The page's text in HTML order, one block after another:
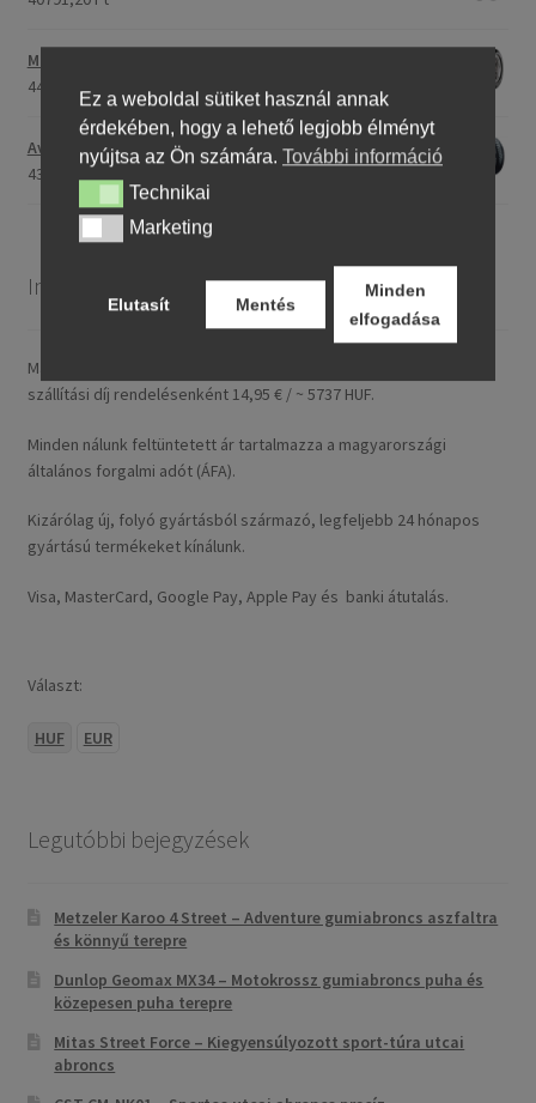
Maxxis M-6011 170/80 - 15 77H TL (hátsó gumi)
44753,31 Ft
Avon Roadrider MKII 110/80 - 18 (58V) TL (első/hátsó)
43809,26 Ft
Információ
Magyarországra általában 4–5 munkanapon belül szállítunk. A
szállítási díj rendelésenként 14,95 € / ~ 5737 HUF.
Minden nálunk feltüntetett ár tartalmazza a magyarországi
általános forgalmi adót (ÁFA).
Kizárólag új, folyó gyártásból származó, legfeljebb 24 hónapos
gyártású termékeket kínálunk.
Visa, MasterCard, Google Pay, Apple Pay és banki átutalás.
Választ:
HUF EUR
Legutóbbi bejegyzések
Metzeler Karoo 4 Street – Adventure gumiabroncs aszfaltra
és könnyű terepre
Dunlop Geomax MX34 – Motokrossz gumiabroncs puha és
közepesen puha terepre
Mitas Street Force – Kiegyensúlyozott sport-túra utcai
abroncs
Ez a weboldal sütiket használ annak
érdekében, hogy a lehető legjobb élményt
nyújtsa az Ön számára. További információ
TechnikaiTechnikai
MarketingMarketing
Elutasít Mentés
Minden
elfogadása